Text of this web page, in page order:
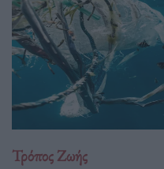
Τρόπος Ζωής